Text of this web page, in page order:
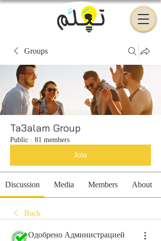
Groups
Ta3alam Group
Public · 81 members
Join
Discussion Media Members About
Back
Одобрено Администрацией